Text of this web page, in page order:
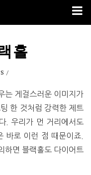
홀
/
는 게걸스러운 이미지가
한 것처럼 강력한 제트
. 우리가 먼 거리에서도
바로 이런 점 때문이죠.
하면 블랙홀도 다이어트